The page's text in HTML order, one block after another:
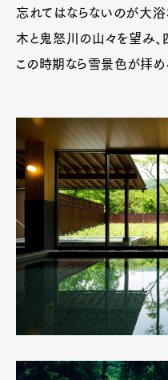
忘れてはならないのが大
木と鬼怒川の山々を望み、
この時期なら雪景色が拝め